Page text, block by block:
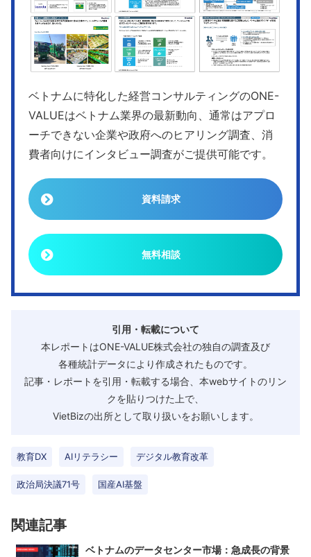
ベトナムに特化した経営コンサルティングのONE-
VALUEはベトナム業界の最新動向、通常はアプロ
ーチできない企業や政府へのヒアリング調査、消
費者向けにインタビュー調査がご提供可能です。
資料請求
無料相談
引用・転載について
本レポートはONE-VALUE株式会社の独自の調査及び
各種統計データにより作成されたものです。
記事・レポートを引用・転載する場合、本webサイトのリン
クを貼りつけた上で、
VietBizの出所として取り扱いをお願いします。
教育DX AIリテラシー デジタル教育改革
政治局決議71号 国産AI基盤
関連記事
ベトナムのデータセンター市場：急成長の背景